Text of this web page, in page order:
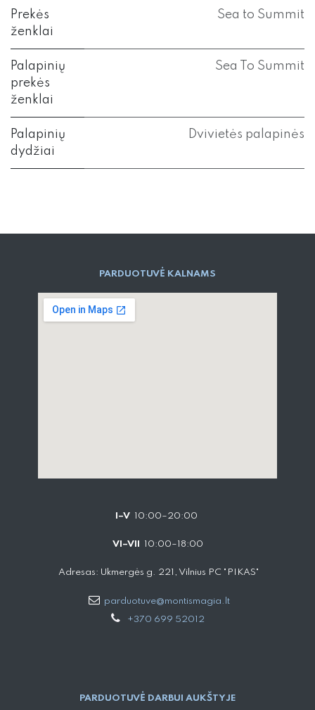
Prekės
ženklai
Sea to Summit
Palapinių
prekės
ženklai
Sea To Summit
Palapinių
dydžiai
Dvivietės palapinės
PARD​UOTUVĖ​ KALNAMS
I–V 10:00–20:00
VI–VII 10:00–18:00
Adresas: Ukmergės g. 221, Vilnius PC "PIKAS"
parduotuve@montismagia.lt
+370 699 52012
PARDUOTUVĖ DARBUI AUKŠTYJE